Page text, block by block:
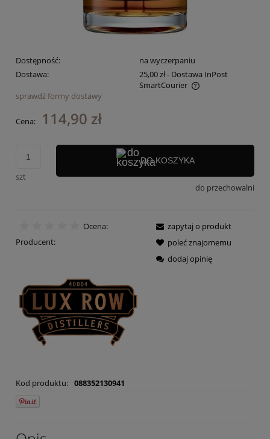
Dostępność:
na wyczerpaniu
Dostawa:
25,00 zł- Dostawa InPost
SmartCourier
Cena nie zawiera ewentualnych kosztów płatności
sprawdź formy dostawy
Cena: 114,90 zł
szt
DO KOSZYKA
do przechowalni
Ocena:
Producent:
Kod produktu: 088352130941
zapytaj o produkt
poleć znajomemu
dodaj opinię